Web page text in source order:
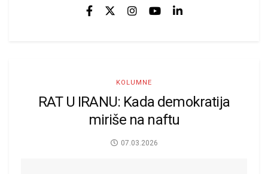
KOLUMNE
RAT U IRANU: Kada demokratija
miriše na naftu
07.03.2026